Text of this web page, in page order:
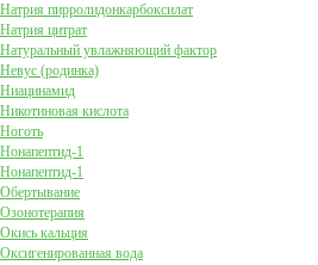
Натрия пирролидонкарбоксилат
Натрия цитрат
Натуральный увлажняющий фактор
Невус (родинка)
Ниацинамид
Никотиновая кислота
Ноготь
Нонапептид-1
Нонапептид-1
Обертывание
Озонотерапия
Окись кальция
Оксигенированная вода